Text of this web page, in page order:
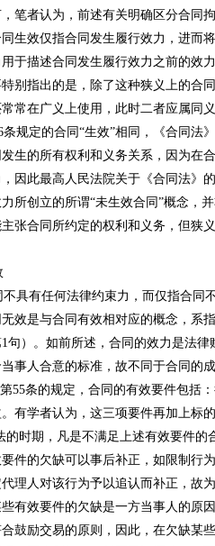
笔者认为，前述有关明确区分合同
生效仅指合同发生履行效力，进而
于描述合同发生履行效力之前的效
别指出的是，除了这种狭义上的合
常在广义上使用，此时二者应属同
规定的合同“生效”相同，《合同法
生的所有权利和义务关系，因为在
因此最高人民法院关于《合同法》
所创立的所谓“未生效合同”概念，
张合同所约定的权利和义务，但狭
具有任何法律约束力，而仅指合同
效是与合同有效相对应的概念，系
句）。如前所述，合同的效力是法
事人合意的标准，故不同于合同的
第55条的规定，合同的有效要件包括
有学者认为，这三项要件再加上标
的时期，凡是不满足上述有效要件
件的欠缺可以事后补正，如限制行
理人对该行为予以追认而补正，故
有效要件的欠缺是一方当事人的原
鼓励交易的原则，因此，在欠缺某